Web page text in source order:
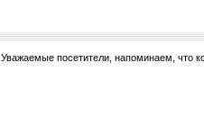
Уважаемые посетители, напоминаем, что